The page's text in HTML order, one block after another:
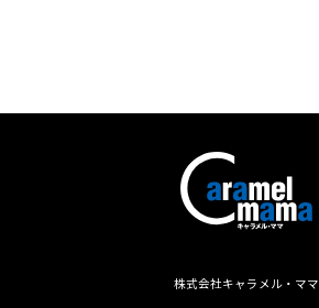
株式会社キャラメル・ママ